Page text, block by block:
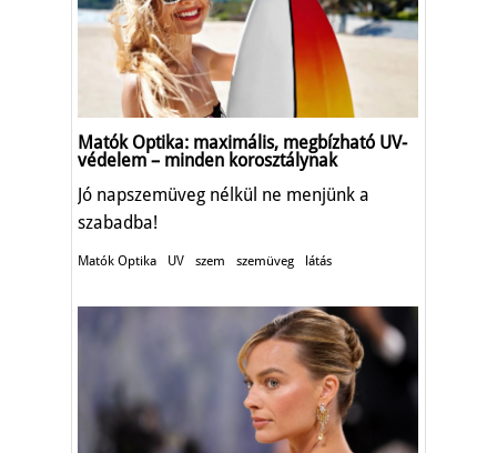
Matók Optika: maximális, megbízható UV-
védelem – minden korosztálynak
Jó napszemüveg nélkül ne menjünk a
szabadba!
Matók Optika UV szem szemüveg látás